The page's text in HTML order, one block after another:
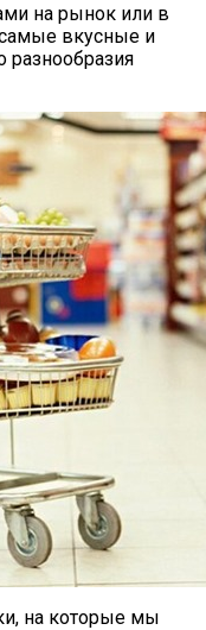
на рынок или в
самые вкусные и
разнообразия
на которые мы